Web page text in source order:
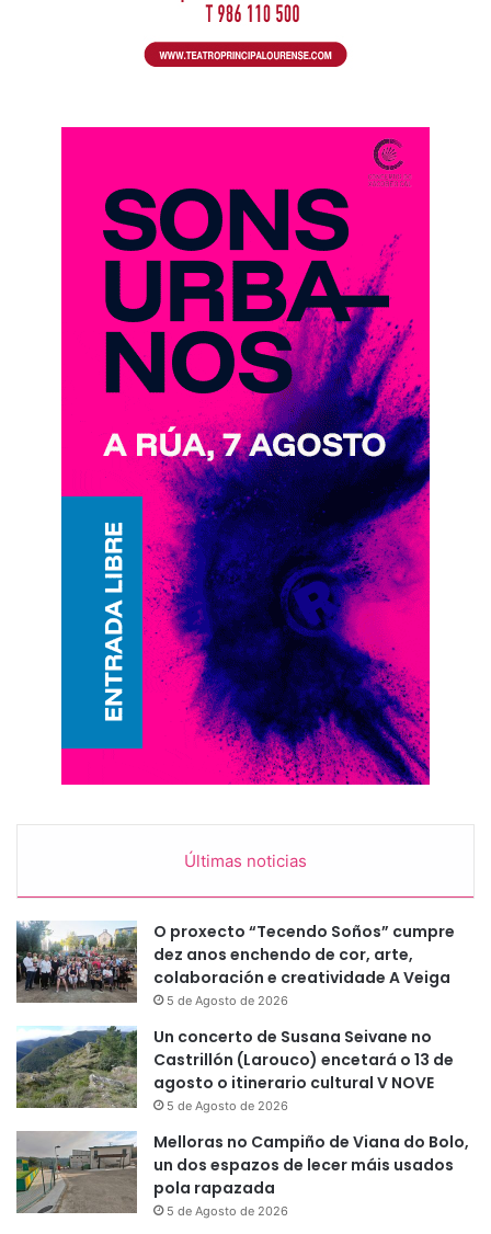
Últimas noticias
O proxecto “Tecendo Soños” cumpre
dez anos enchendo de cor, arte,
colaboración e creatividade A Veiga
5 de Agosto de 2026
Un concerto de Susana Seivane no
Castrillón (Larouco) encetará o 13 de
agosto o itinerario cultural V NOVE
5 de Agosto de 2026
Melloras no Campiño de Viana do Bolo,
un dos espazos de lecer máis usados
pola rapazada
5 de Agosto de 2026